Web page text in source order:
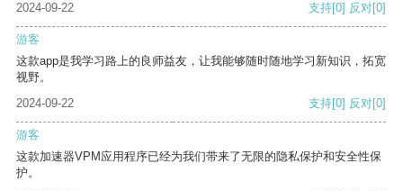
2024-09-22 支持[0] 反对[0]
游客
这款app是我学习路上的良师益友，让我能够随时随地学习新知识，拓宽
视野。
2024-09-22
支持[0] 反对[0]
游客
这款加速器VPM应用程序已经为我们带来了无限的隐私保护和安全性保
护。